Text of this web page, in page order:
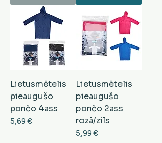
Lietusmētelis
pieaugušo
pončo 4ass
Cena
5,69 €
Lietusmētelis
pieaugušo
pončo 2ass
rozā/zils
Cena
5,99 €